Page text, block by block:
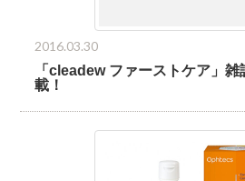
2016.03.30
「cleadew ファーストケア」
載！